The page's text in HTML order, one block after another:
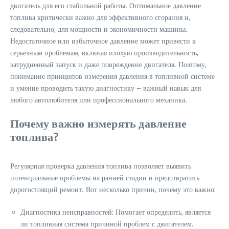
двигатель для его стабильной работы. Оптимальное давление
топлива критически важно для эффективного сгорания и,
следовательно, для мощности и экономичности машины.
Недостаточное или избыточное давление может привести к
серьезным проблемам, включая плохую производительность,
затрудненный запуск и даже повреждение двигателя. Поэтому,
понимание принципов измерения давления в топливной системе
и умение проводить такую диагностику – важный навык для
любого автолюбителя или профессионального механика.
Почему важно измерять давление
топлива?
Регулярная проверка давления топлива позволяет выявить
потенциальные проблемы на ранней стадии и предотвратить
дорогостоящий ремонт. Вот несколько причин, почему это важно:
Диагностика неисправностей: Помогает определить, является
ли топливная система причиной проблем с двигателем.